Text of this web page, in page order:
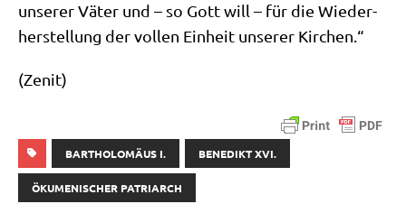
unse­rer Väter und – so Gott will – für die Wie­der­
her­stel­lung der vol­len Ein­heit unse­rer Kirchen.“
(Zenit)
BARTHOLOMÄUS I. BENEDIKT XVI.
ÖKUMENISCHER PATRIARCH